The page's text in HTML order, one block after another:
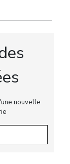
la tête du
d`un décor
surface
aux
nouvelle